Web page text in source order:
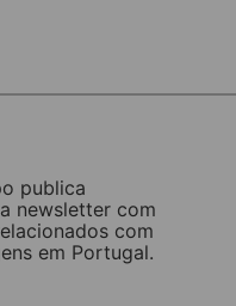
publica
newsletter com
com
em Portugal.